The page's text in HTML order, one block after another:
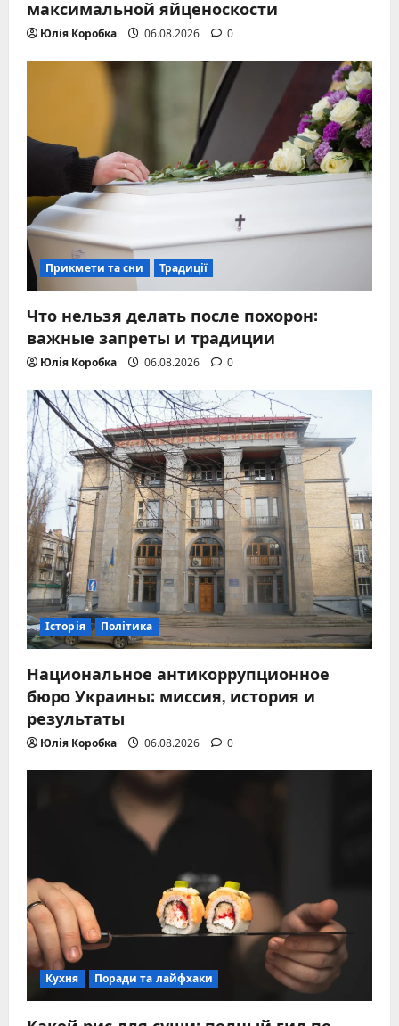
максимальной яйценоскости
Юлія Коробка 06.08.2026 0
Прикмети та сни Традиції
Что нельзя делать после похорон:
важные запреты и традиции
Юлія Коробка 06.08.2026 0
Історія Політика
Национальное антикоррупционное
бюро Украины: миссия, история и
результаты
Юлія Коробка 06.08.2026 0
Кухня Поради та лайфхаки